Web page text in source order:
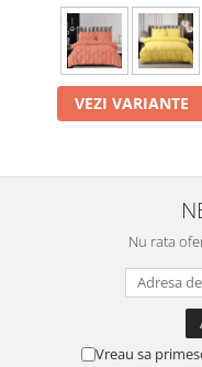
VEZI VARIANTE
Nu rata
Vreau sa